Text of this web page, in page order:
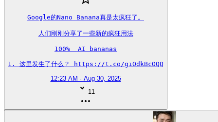
Google的Nano Banana真是太疯狂了。
人们刚刚分享了一些新的疯狂用法
100%  AI bananas
1. 这里发生了什么？ https://t.co/giOdkBcOQQ
12:23 AM · Aug 30, 2025
11